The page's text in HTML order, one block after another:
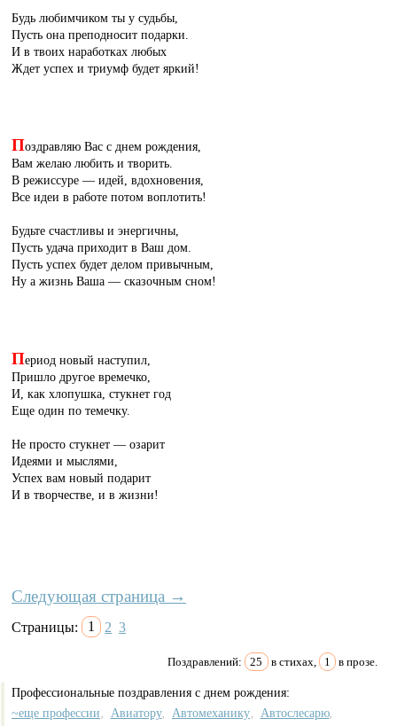
Будь любимчиком ты у судьбы,
Пусть она преподносит подарки.
И в твоих наработках любых
Ждет успех и триумф будет яркий!
Поздравляю Вас с днем рождения,
Вам желаю любить и творить.
В режиссуре — идей, вдохновения,
Все идеи в работе потом воплотить!
Будьте счастливы и энергичны,
Пусть удача приходит в Ваш дом.
Пусть успех будет делом привычным,
Ну а жизнь Ваша — сказочным сном!
Период новый наступил,
Пришло другое времечко,
И, как хлопушка, стукнет год
Еще один по темечку.
Не просто стукнет — озарит
Идеями и мыслями,
Успех вам новый подарит
И в творчестве, и в жизни!
Следующая страница →
Страницы: 1 2 3
Поздравлений: 25 в стихах, 1 в прозе.
Профессиональные поздравления с днем рождения:
~еще профессии
Авиатору Автомеханику Автослесарю